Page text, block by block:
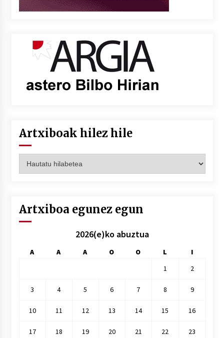
Artxiboak hilez hile
hilez
Artxiboa egunez egun
2026(e)ko abuztua
A A A O O L
I
1
2
3 4 5 6 7 8 9
10 11 12 13 14 15 16
17 18 19 20 21 22 23